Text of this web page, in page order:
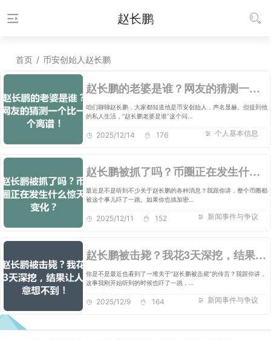
赵长鹏
首页 / 币安创始人赵长鹏
赵长鹏的老婆是谁？网友的猜测一个比一个离谱！
咱们聊聊赵长鹏，大家都知道他是币安创始人，声名显赫。但提到他
的私人生活，“赵长鹏老婆是谁”这个问…
个人基本信息
2025/12/14 176
赵长鹏被抓了吗？币圈正在发生什么惊天变化？
最近是不是听到不少关于赵长鹏的各种消息？我跟你讲，整个币圈都
被这个事儿吓了一跳。如果你也搞加密…
新闻事件与争议
2025/12/11 152
赵长鹏被击毙？我花3天深挖，结果让人意想不到！
你是不是最近也看到了一堆关于“赵长鹏被击毙”的传言？我跟你讲，
这事我刚开始听到的时候也吓了一跳，…
新闻事件与争议
2025/12/9 164